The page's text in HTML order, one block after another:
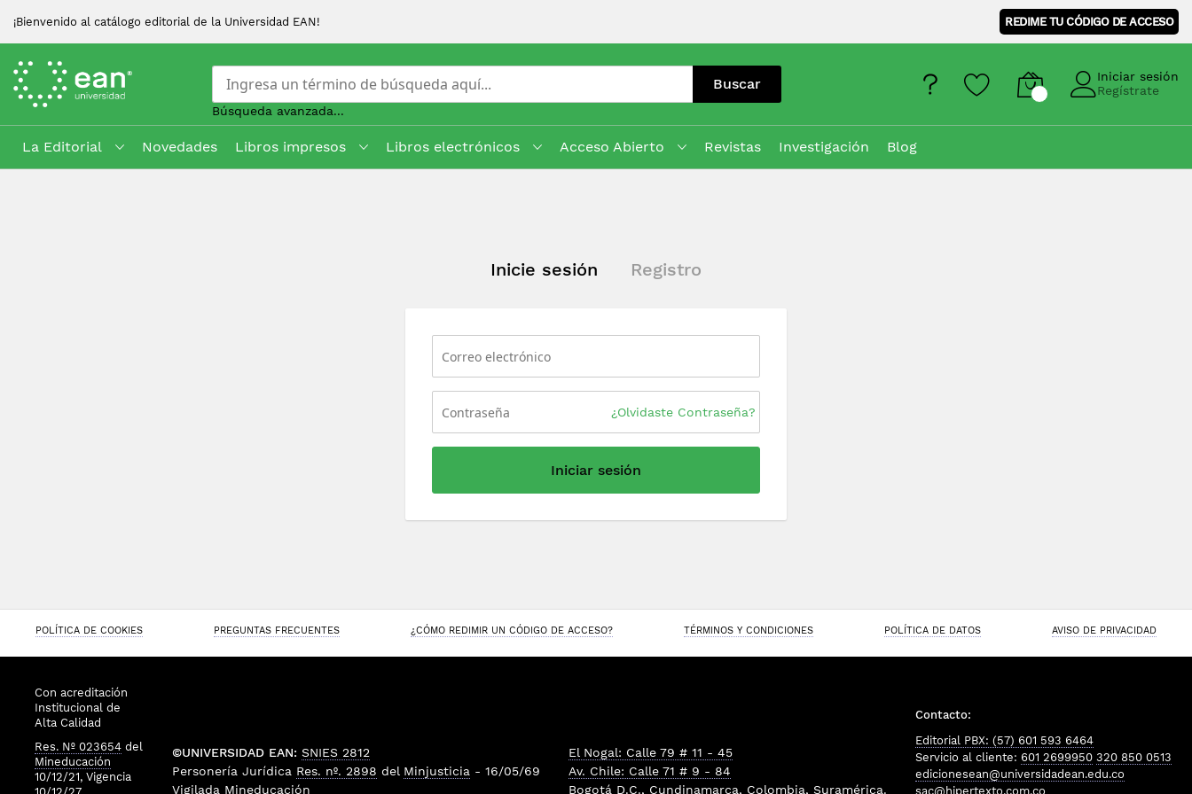
¡Bienvenido al catálogo editorial de la Universidad EAN! REDIME TU CÓDIGO DE ACCESO
Buscar
Búsqueda avanzada...
Iniciar sesión
Regístrate
La Editorial Novedades Libros impresos Libros electrónicos Acceso Abierto Revistas Investigación
Blog
Inicie sesión Registro
¿Olvidaste Contraseña?
Iniciar sesión
POLÍTICA DE COOKIES PREGUNTAS FRECUENTES ¿CÓMO REDIMIR UN CÓDIGO DE ACCESO? TÉRMINOS Y CONDICIONES POLÍTICA DE DATOS AVISO DE PRIVACIDAD
Con acreditación
Institucional de
Alta Calidad
Res. Nº 023654 del
Mineducación
10/12/21, Vigencia
©UNIVERSIDAD EAN: SNIES 2812
Personería Jurídica Res. nº. 2898 del Minjusticia - 16/05/69
Vigilada Mineducación
El Nogal: Calle 79 # 11 - 45
Av. Chile: Calle 71 # 9 - 84
Bogotá D.C., Cundinamarca, Colombia, Suramérica.
Contacto:
Editorial PBX: (57) 601 593 6464
Servicio al cliente: 601 2699950 320 850 0513
edicionesean@universidadean.edu.co
sac@hipertexto.com.co